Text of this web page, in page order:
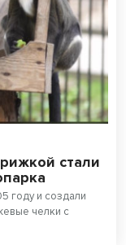
стали
году и создали
челки с